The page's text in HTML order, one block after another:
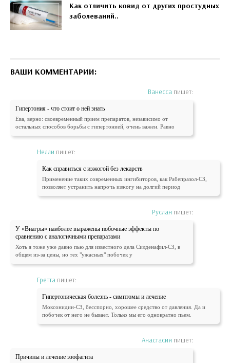
Как отличить ковид от других простудных
заболеваний..
ВАШИ КОММЕНТАРИИ:
Ванесса пишет:
Гипертония - что стоит о ней знать
Ева, верно: своевременный прием препаратов, независимо от
остальных способов борьбы с гипертонией, очень важен. Равно
Нелли пишет:
Как справиться с изжогой без лекарств
Применение таких современных ингибиторов, как Рабепразол-СЗ,
позволяет устранить напрочь изжогу на долгий период
Руслан пишет:
У «Виагры» наиболее выражены побочные эффекты по
сравнению с аналогичными препаратами
Хоть я тоже уже давно пью для известного дела Силденафил-СЗ, в
общем из-за цены, но тех "ужасных" побочек у
Гретта пишет:
Гипертоническая болезнь - симптомы и лечение
Моксонидин-СЗ, бесспорно, хорошее средство от давления. Да и
побочек от него не бывает. Только мы его однократно пьем.
Анастасия пишет:
Причины и лечение эзофагита